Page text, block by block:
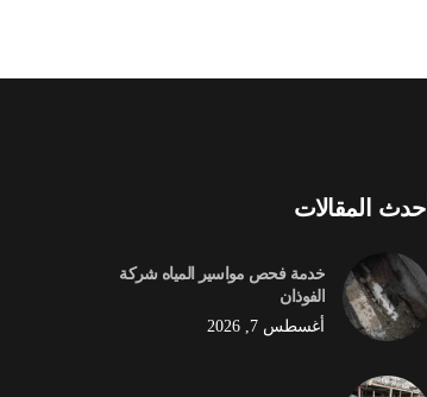
أحدث المقالات
خدمة فحص مواسير المياه شركة
الفوذان
أغسطس 7, 2026